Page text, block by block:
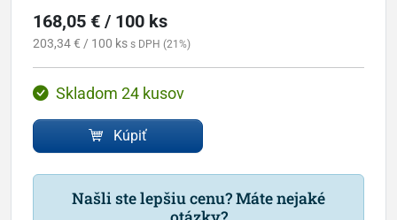
168,05 € / 100 ks
203,34 € / 100 ks s DPH (21%)
Skladom 24 kusov
Kúpiť
Našli ste lepšiu cenu? Máte nejaké